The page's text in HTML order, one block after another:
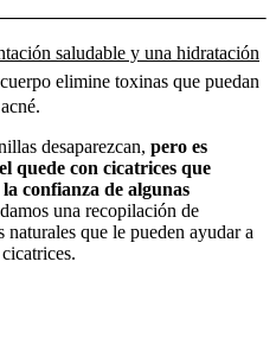
saludable y una hidratación
elimine toxinas que puedan
desaparezcan, pero es
quede con cicatrices que
confianza de algunas
una recopilación de
naturales que le pueden ayudar a